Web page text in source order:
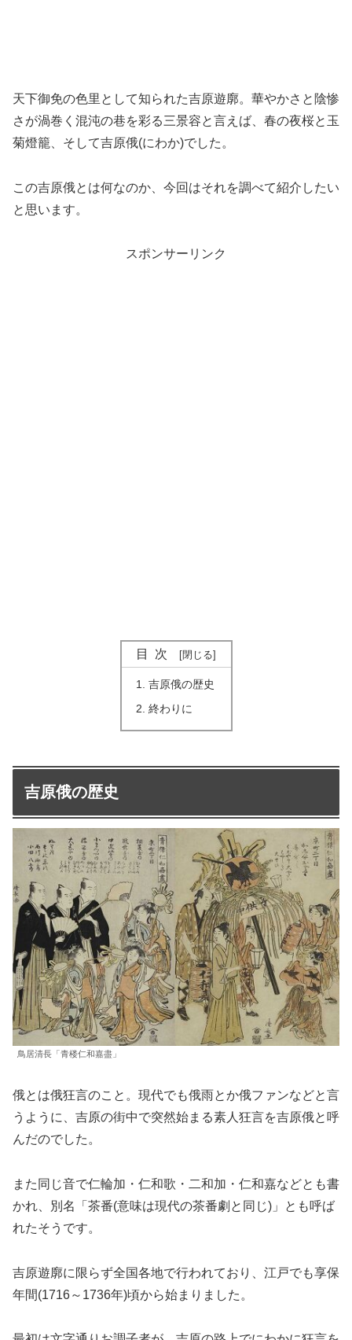
天下御免の色里として知られた吉原遊廓。華やかさと陰惨
さが渦巻く混沌の巷を彩る三景容と言えば、春の夜桜と玉
菊燈籠、そして吉原俄(にわか)でした。
この吉原俄とは何なのか、今回はそれを調べて紹介したい
と思います。
スポンサーリンク
目次
吉原俄の歴史
終わりに
吉原俄の歴史
鳥居清長「青楼仁和嘉盡」
俄とは俄狂言のこと。現代でも俄雨とか俄ファンなどと言
うように、吉原の街中で突然始まる素人狂言を吉原俄と呼
んだのでした。
また同じ音で仁輪加・仁和歌・二和加・仁和嘉などとも書
かれ、別名「茶番(意味は現代の茶番劇と同じ)」とも呼ば
れたそうです。
吉原遊廓に限らず全国各地で行われており、江戸でも享保
年間(1716～1736年)頃から始まりました。